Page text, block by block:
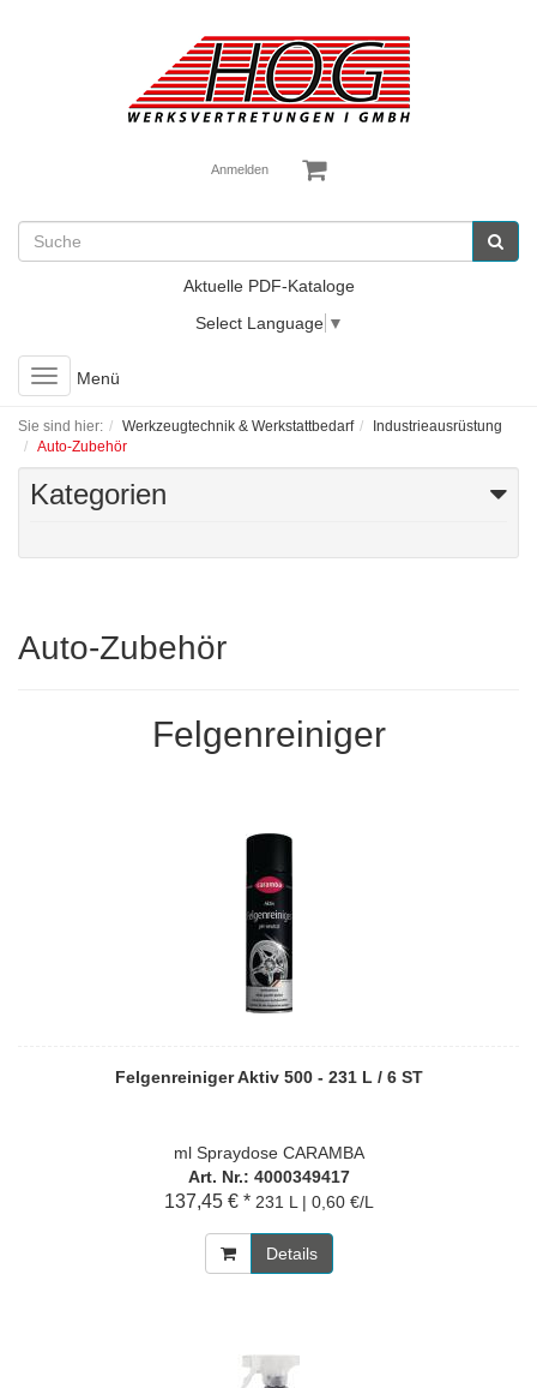
Anmelden
Aktuelle PDF-Kataloge
Select Language ▼
Toggle
navigation
Menü
Sie sind hier: Werkzeugtechnik & Werkstattbedarf
Industrieausrüstung
Auto-Zubehör
Kategorien
Auto-Zubehör
Felgenreiniger
Felgenreiniger Aktiv 500 - 231 L / 6 ST
ml Spraydose CARAMBA
Art. Nr.: 4000349417
137,45 € * 231 L | 0,60 €/L
Details